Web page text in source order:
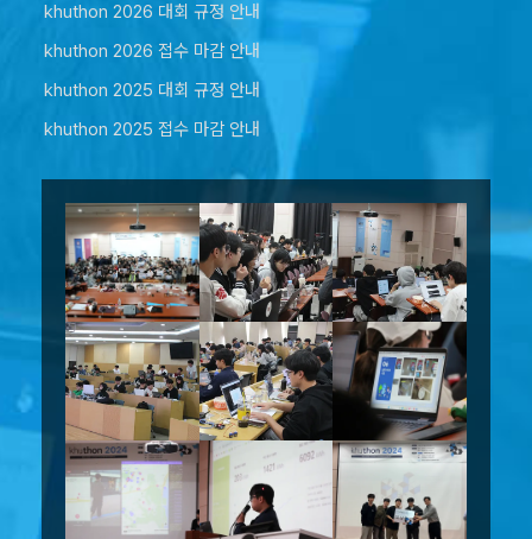
khuthon 2026 대회 규정 안내
khuthon 2026 접수 마감 안내
khuthon 2025 대회 규정 안내
khuthon 2025 접수 마감 안내